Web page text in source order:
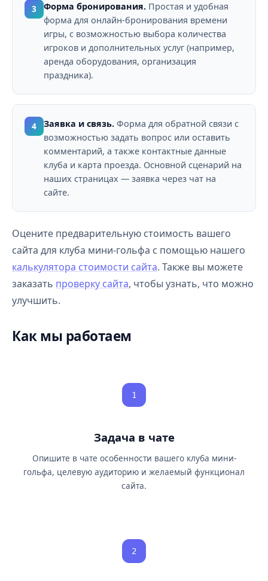
3 Форма бронирования. Простая и удобная
форма для онлайн-бронирования времени
игры, с возможностью выбора количества
игроков и дополнительных услуг (например,
аренда оборудования, организация
праздника).
4 Заявка и связь. Форма для обратной связи с
возможностью задать вопрос или оставить
комментарий, а также контактные данные
клуба и карта проезда. Основной сценарий на
наших страницах — заявка через чат на
сайте.
Оцените предварительную стоимость вашего
сайта для клуба мини-гольфа с помощью нашего
калькулятора стоимости сайта. Также вы можете
заказать проверку сайта, чтобы узнать, что можно
улучшить.
Как мы работаем
1
Задача в чате
Опишите в чате особенности вашего клуба мини-
гольфа, целевую аудиторию и желаемый функционал
сайта.
2